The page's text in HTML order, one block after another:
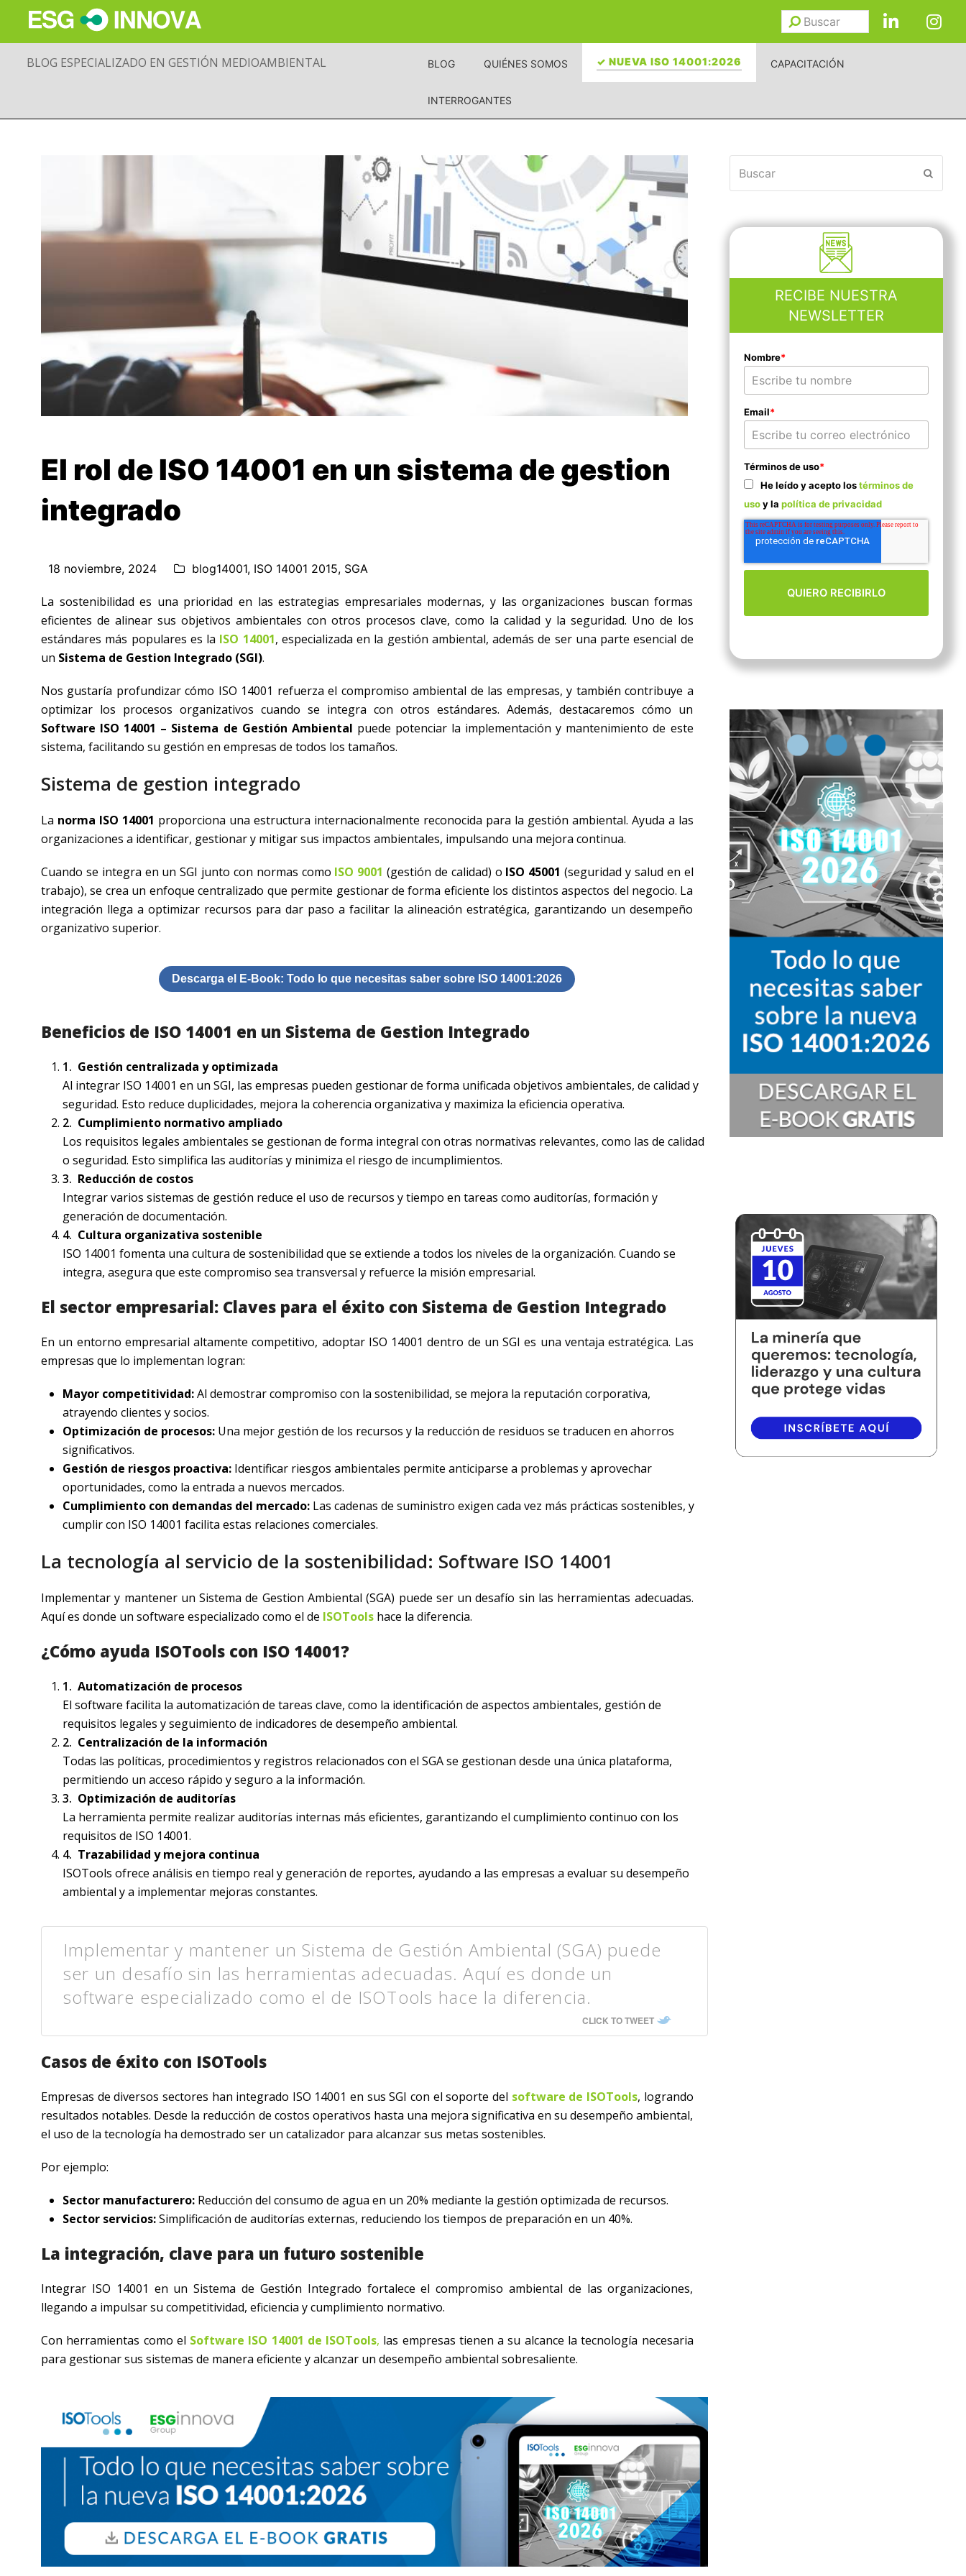
Buscar
BLOG ESPECIALIZADO EN GESTIÓN MEDIOAMBIENTAL BLOG QUIÉNES SOMOS ✓ NUEVA ISO 14001:2026 CAPACITACIÓN
INTERROGANTES
El rol de ISO 14001 en un sistema de gestion
integrado
18 noviembre, 2024 blog14001, ISO 14001 2015, SGA
La sostenibilidad es una prioridad en las estrategias empresariales modernas, y las organizaciones buscan formas
eficientes de alinear sus objetivos ambientales con otros procesos clave, como la calidad y la seguridad. Uno de los
estándares más populares es la ISO 14001, especializada en la gestión ambiental, además de ser una parte esencial de
un Sistema de Gestion Integrado (SGI).
Nos gustaría profundizar cómo ISO 14001 refuerza el compromiso ambiental de las empresas, y también contribuye a
optimizar los procesos organizativos cuando se integra con otros estándares. Además, destacaremos cómo un
Software ISO 14001 – Sistema de Gestión Ambiental puede potenciar la implementación y mantenimiento de este
sistema, facilitando su gestión en empresas de todos los tamaños.
Sistema de gestion integrado
La norma ISO 14001 proporciona una estructura internacionalmente reconocida para la gestión ambiental. Ayuda a las
organizaciones a identificar, gestionar y mitigar sus impactos ambientales, impulsando una mejora continua.
Cuando se integra en un SGI junto con normas como ISO 9001 (gestión de calidad) o ISO 45001 (seguridad y salud en el
trabajo), se crea un enfoque centralizado que permite gestionar de forma eficiente los distintos aspectos del negocio. La
integración llega a optimizar recursos para dar paso a facilitar la alineación estratégica, garantizando un desempeño
organizativo superior.
Descarga el E-Book: Todo lo que necesitas saber sobre ISO 14001:2026
Beneficios de ISO 14001 en un Sistema de Gestion Integrado
Gestión centralizada y optimizada
Al integrar ISO 14001 en un SGI, las empresas pueden gestionar de forma unificada objetivos ambientales, de calidad y
seguridad. Esto reduce duplicidades, mejora la coherencia organizativa y maximiza la eficiencia operativa.
Cumplimiento normativo ampliado
Los requisitos legales ambientales se gestionan de forma integral con otras normativas relevantes, como las de calidad
o seguridad. Esto simplifica las auditorías y minimiza el riesgo de incumplimientos.
Reducción de costos
Integrar varios sistemas de gestión reduce el uso de recursos y tiempo en tareas como auditorías, formación y
generación de documentación.
Cultura organizativa sostenible
ISO 14001 fomenta una cultura de sostenibilidad que se extiende a todos los niveles de la organización. Cuando se
integra, asegura que este compromiso sea transversal y refuerce la misión empresarial.
El sector empresarial: Claves para el éxito con Sistema de Gestion Integrado
En un entorno empresarial altamente competitivo, adoptar ISO 14001 dentro de un SGI es una ventaja estratégica. Las
empresas que lo implementan logran:
Mayor competitividad:Al demostrar compromiso con la sostenibilidad, se mejora la reputación corporativa,
atrayendo clientes y socios.
Optimización de procesos: Una mejor gestión de los recursos y la reducción de residuos se traducen en ahorros
significativos.
Gestión de riesgos proactiva: Identificar riesgos ambientales permite anticiparse a problemas y aprovechar
oportunidades, como la entrada a nuevos mercados.
Cumplimiento con demandas del mercado: Las cadenas de suministro exigen cada vez más prácticas sostenibles, y
cumplir con ISO 14001 facilita estas relaciones comerciales.
La tecnología al servicio de la sostenibilidad: Software ISO 14001
Implementar y mantener un Sistema de Gestion Ambiental (SGA) puede ser un desafío sin las herramientas adecuadas.
Aquí es donde un software especializado como el de ISOTools hace la diferencia.
¿Cómo ayuda ISOTools con ISO 14001?
Automatización de procesos
El software facilita la automatización de tareas clave, como la identificación de aspectos ambientales, gestión de
requisitos legales y seguimiento de indicadores de desempeño ambiental.
Centralización de la información
Todas las políticas, procedimientos y registros relacionados con el SGA se gestionan desde una única plataforma,
permitiendo un acceso rápido y seguro a la información.
Optimización de auditorías
La herramienta permite realizar auditorías internas más eficientes, garantizando el cumplimiento continuo con los
requisitos de ISO 14001.
Trazabilidad y mejora continua
ISOTools ofrece análisis en tiempo real y generación de reportes, ayudando a las empresas a evaluar su desempeño
ambiental y a implementar mejoras constantes.
Implementar y mantener un Sistema de Gestión Ambiental (SGA) puede
ser un desafío sin las herramientas adecuadas. Aquí es donde un
software especializado como el de ISOTools hace la diferencia.
CLICK TO TWEET
Casos de éxito con ISOTools
Empresas de diversos sectores han integrado ISO 14001 en sus SGI con el soporte del software de ISOTools, logrando
resultados notables. Desde la reducción de costos operativos hasta una mejora significativa en su desempeño ambiental,
el uso de la tecnología ha demostrado ser un catalizador para alcanzar sus metas sostenibles.
Por ejemplo:
Sector manufacturero: Reducción del consumo de agua en un 20% mediante la gestión optimizada de recursos.
Sector servicios:Simplificación de auditorías externas, reduciendo los tiempos de preparación en un 40%.
La integración, clave para un futuro sostenible
Integrar ISO 14001 en un Sistema de Gestión Integrado fortalece el compromiso ambiental de las organizaciones,
llegando a impulsar su competitividad, eficiencia y cumplimiento normativo.
Con herramientas como el Software ISO 14001 de ISOTools, las empresas tienen a su alcance la tecnología necesaria
para gestionar sus sistemas de manera eficiente y alcanzar un desempeño ambiental sobresaliente.
RECIBE NUESTRA
NEWSLETTER
Nombre*
Email*
Términos de uso*
He leído y acepto lostérminos de
usoy la política de privacidad